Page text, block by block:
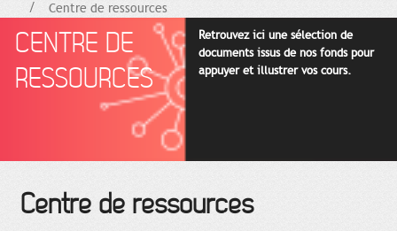
Centre de ressources
CENTRE DE
RESSOURCES
Retrouvez ici une sélection de
documents issus de nos fonds pour
appuyer et illustrer vos cours.
Centre de ressources